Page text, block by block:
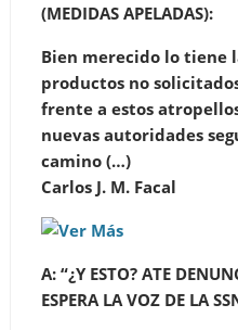
(MEDIDAS APELADAS):
Bien merecido lo tiene
productos no
frente a estos
nuevas autoridades
camino (…)
Carlos J. M. Facal
A: “¿Y ESTO? ATE
ESPERA LA VOZ DE LA